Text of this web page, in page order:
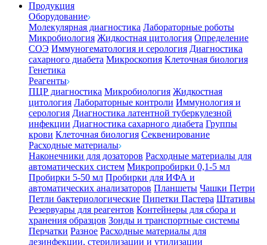
Продукция
Оборудование
Молекулярная диагностика Лабораторные роботы
Микробиология Жидкостная цитология Определение
СОЭ Иммуногематология и серология Диагностика
сахарного диабета Микроскопия Клеточная биология
Генетика
Реагенты
ПЦР диагностика Микробиология Жидкостная
цитология Лабораторные контроли Иммунология и
серология Диагностика латентной туберкулезной
инфекции Диагностика сахарного диабета Группы
крови Клеточная биология Секвенирование
Расходные материалы
Наконечники для дозаторов Расходные материалы для
автоматических систем Микропробирки 0,1-5 мл
Пробирки 5-50 мл Пробирки для ИФА и
автоматических анализаторов Планшеты Чашки Петри
Петли бактериологические Пипетки Пастера Штативы
Резервуары для реагентов Контейнеры для сбора и
хранения образцов Зонды и транспортные системы
Перчатки Разное Расходные материалы для
дезинфекции, стерилизации и утилизации